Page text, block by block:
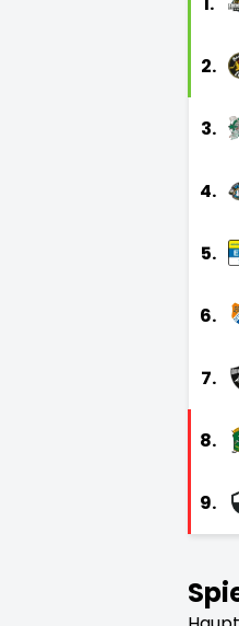
2.
3.
4.
5.
6.
7.
8.
9.